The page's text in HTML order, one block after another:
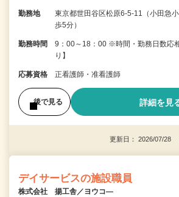
勤務地
東京都世田谷区松原6-5-11（小田急
歩5分）
勤務時間
9：00～18：00 ※時間・勤務日数応
り】
応募資格 正看護師・准看護師
後で見る 詳細を見
更新日： 2026/07/28
デイサービスの施設職員
株式会社 揚工舎／ヨウコ―